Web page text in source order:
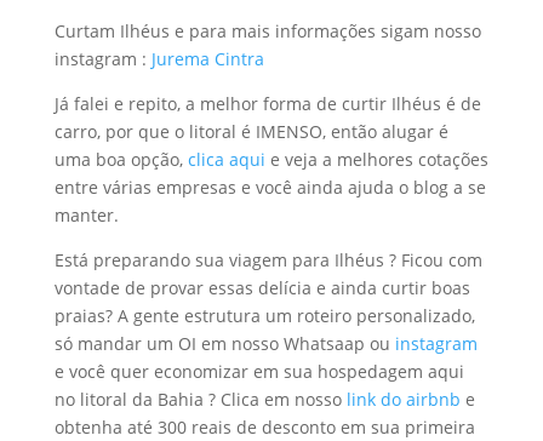
Curtam Ilhéus e para mais informações sigam nosso
instagram : Jurema Cintra
Já falei e repito, a melhor forma de curtir Ilhéus é de
carro, por que o litoral é IMENSO, então alugar é
uma boa opção, clica aqui e veja a melhores cotações
entre várias empresas e você ainda ajuda o blog a se
manter.
Está preparando sua viagem para Ilhéus ? Ficou com
vontade de provar essas delícia e ainda curtir boas
praias? A gente estrutura um roteiro personalizado,
só mandar um OI em nosso Whatsaap ou instagram
e você quer economizar em sua hospedagem aqui
no litoral da Bahia ? Clica em nosso link do airbnb e
obtenha até 300 reais de desconto em sua primeira